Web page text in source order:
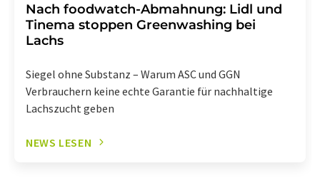
Nach foodwatch-Abmahnung: Lidl und
Tinema stoppen Greenwashing bei
Lachs
Siegel ohne Substanz – Warum ASC und GGN
Verbrauchern keine echte Garantie für nachhaltige
Lachszucht geben
NEWS LESEN